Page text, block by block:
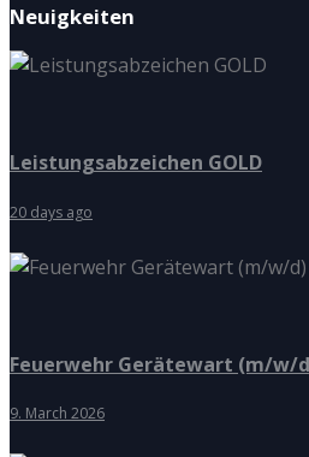
Neuigkeiten
Leistungsabzeichen GOLD
20 days ago
Feuerwehr Gerätewart (m/w/
9. March 2026